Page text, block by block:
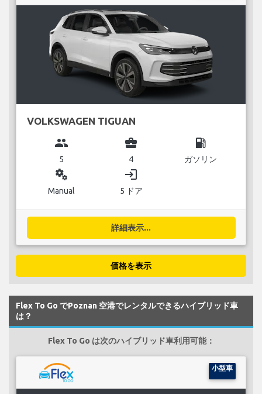
VOLKSWAGEN TIGUAN
group
5
business_center
4
local_gas_station
ガソリン
miscellaneous_services
Manual
login
5 ドア
詳細表示...
価格を表示
Flex To Go でPoznan 空港でレンタルできるハイブリッド車
は？
Flex To Go は次のハイブリッド車利用可能：
小型車